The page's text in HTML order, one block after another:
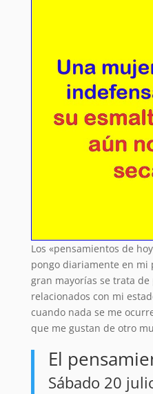
Los «pensamientos de
pongo diariamente en mi
gran mayorías se trata de
relacionados con mi
cuando nada se me
que me gustan de otro
El
Sábado 20